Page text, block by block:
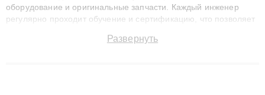
оборудование и оригинальные запчасти. Каждый инженер
регулярно проходит обучение и сертификацию, что позволяет
технику с сохранением гарантии до 3 лет. Наши мастера
Развернуть